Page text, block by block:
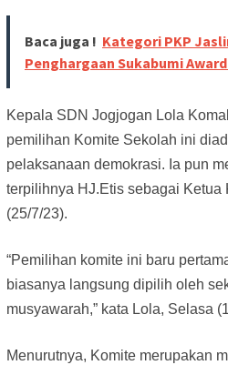
Baca juga ! Kategori PKP
Penghargaan Sukabumi Award
Kepala SDN Jogjogan Lola
pemilihan Komite Sekolah ini
pelaksanaan demokrasi. Ia pun
terpilihnya HJ.Etis sebagai Ketua
(25/7/23).
“Pemilihan komite ini baru
biasanya langsung dipilih oleh
musyawarah,” kata Lola, Selasa
Menurutnya, Komite merupakan